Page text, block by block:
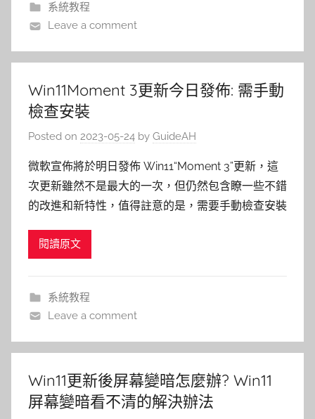
系統教程
Leave a comment
Win11Moment 3更新今日發佈: 需手動
檢查安裝
Posted on 2023-05-24 by GuideAH
微軟宣佈將於明日發佈 Win11“Moment 3”更新，這
次更新雖然不是最大的一次，但仍然包含瞭一些不錯
的改進和新特性，值得註意的是，需要手動檢查安裝
閱讀原文
系統教程
Leave a comment
Win11更新後屏幕變暗怎麼辦? Win11
屏幕變暗看不清的解決辦法